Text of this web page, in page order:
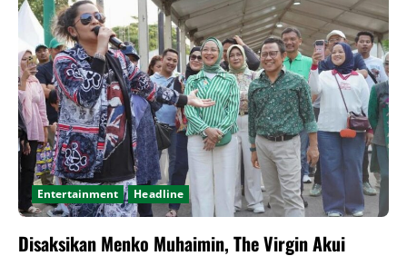
Entertainment Headline
Disaksikan Menko Muhaimin, The Virgin Akui